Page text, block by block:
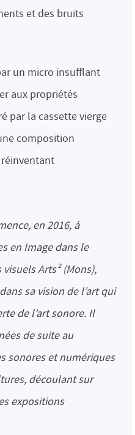
et des bruits
un micro insufflant
aux propriétés
par la cassette vierge
composition
en Image dans le
Arts² (Mons),
sa vision de l’art qui
de l’art sonore. Il
de suite au
sonores et numériques
découlant sur
expositions